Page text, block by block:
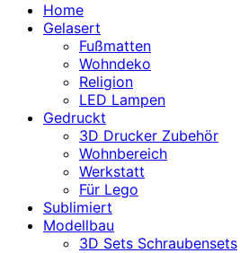
Home
Gelasert
Fußmatten
Wohndeko
Religion
LED Lampen
Gedruckt
3D Drucker Zubehör
Wohnbereich
Werkstatt
Für Lego
Sublimiert
Modellbau
3D Sets Schraubensets